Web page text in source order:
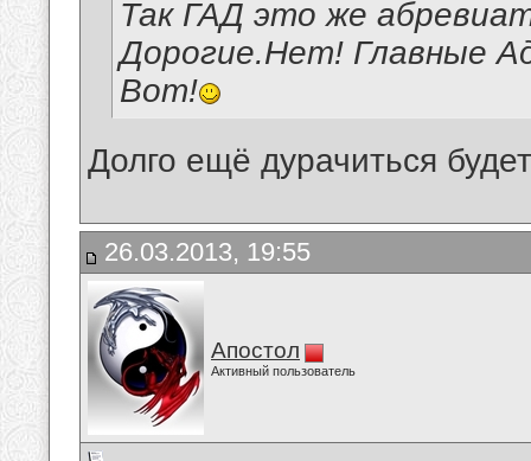
Так ГАД это же
Дорогие.Нет! Главные
Вот!
Долго ещё дурачиться
26.03.2013, 19:55
Апостол
Активный пользователь